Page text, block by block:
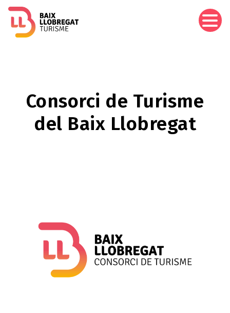
Consorci de Turisme
del Baix Llobregat